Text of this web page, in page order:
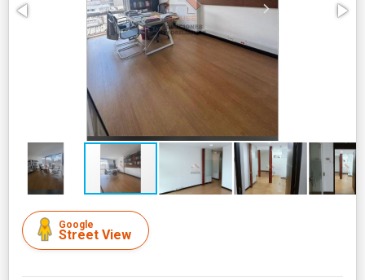
Google
Street View